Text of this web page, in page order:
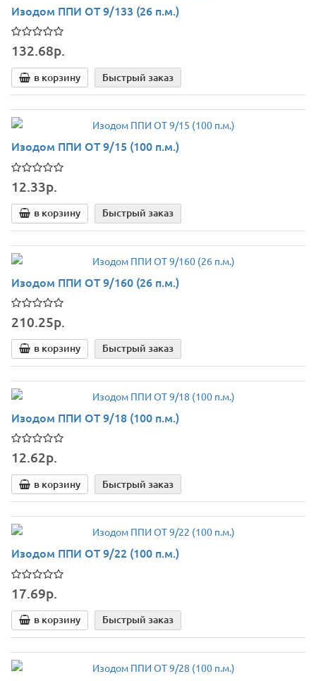
Изодом ППИ ОТ 9/133 (26 п.м.)
132.68р.
в корзину Быстрый заказ
Изодом ППИ ОТ 9/15 (100 п.м.)
12.33р.
в корзину Быстрый заказ
Изодом ППИ ОТ 9/160 (26 п.м.)
210.25р.
в корзину Быстрый заказ
Изодом ППИ ОТ 9/18 (100 п.м.)
12.62р.
в корзину Быстрый заказ
Изодом ППИ ОТ 9/22 (100 п.м.)
17.69р.
в корзину Быстрый заказ